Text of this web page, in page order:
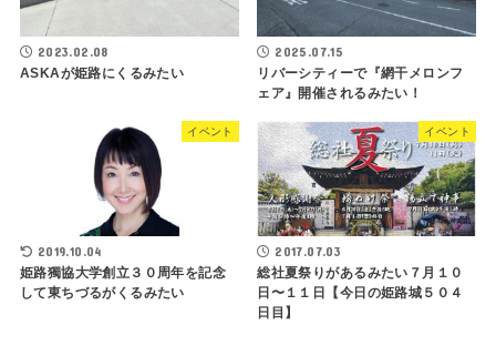
2023.02.08
ASKAが姫路にくるみたい
2025.07.15
リバーシティーで『網干メロンフ
ェア』開催されるみたい！
イベント
2019.10.04
姫路獨協大学創立３０周年を記念
して東ちづるがくるみたい
イベント
2017.07.03
総社夏祭りがあるみたい７月１０
日〜１１日【今日の姫路城５０４
日目】